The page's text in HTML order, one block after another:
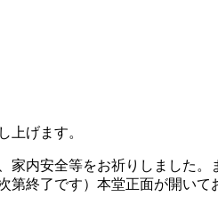
上げます。
内安全等をお祈りしました
終了です）本堂正面が開い